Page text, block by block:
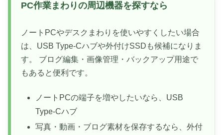
PC作業まわりの周辺機器を探すなら
ノートPCやデスクまわりを使いやすくしたい場合
は、USB Type-Cハブや外付けSSDも候補になりま
す。 ブログ編集・画像管理・バックアップ用途で
もあると便利です。
ノートPCの端子を増やしたいなら、USB
Type-Cハブ
写真・動画・ブログ素材を保存するなら、外付